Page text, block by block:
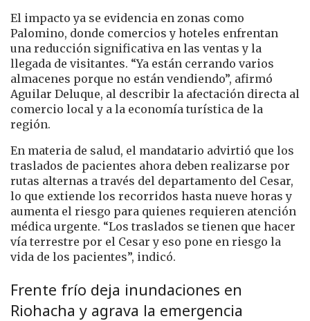
El impacto ya se evidencia en zonas como
Palomino, donde comercios y hoteles enfrentan
una reducción significativa en las ventas y la
llegada de visitantes. “Ya están cerrando varios
almacenes porque no están vendiendo”, afirmó
Aguilar Deluque, al describir la afectación directa al
comercio local y a la economía turística de la
región.
En materia de salud, el mandatario advirtió que los
traslados de pacientes ahora deben realizarse por
rutas alternas a través del departamento del Cesar,
lo que extiende los recorridos hasta nueve horas y
aumenta el riesgo para quienes requieren atención
médica urgente. “Los traslados se tienen que hacer
vía terrestre por el Cesar y eso pone en riesgo la
vida de los pacientes”, indicó.
Frente frío deja inundaciones en
Riohacha y agrava la emergencia